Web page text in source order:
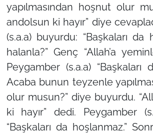
yapılmasından hoşnut olur
andolsun ki hayır” diye
(s.a.a) buyurdu: “Başkaları da
halanla?” Genç “Allah’a
Peygamber (s.a.a) “Başkaları
Acaba bunun teyzenle
olur musun?” diye buyurdu.
ki hayır” dedi. Peygamber
“Başkaları da hoşlanmaz.”